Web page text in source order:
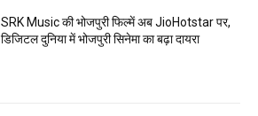
SRK Music की भोजपुरी फिल्में अब JioHotstar पर,
डिजिटल दुनिया में भोजपुरी सिनेमा का बढ़ा दायरा